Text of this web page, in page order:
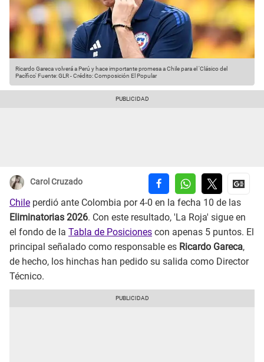
Ricardo Gareca volverá a Perú y hace importante promesa a Chile para el 'Clásico del
Pacífico'Fuente: GLR-Crédito: Composición El Popular
Carol Cruzado
Chile perdió ante Colombia por 4-0 en la fecha 10 de las
Eliminatorias 2026. Con este resultado, 'La Roja' sigue en
el fondo de la Tabla de Posiciones con apenas 5 puntos. El
principal señalado como responsable es Ricardo Gareca,
de hecho, los hinchas han pedido su salida como Director
Técnico.